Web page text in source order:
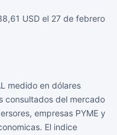
USD el 27 de febrero
medido en dólares
consultados del mercado
empresas PYME y
El indice